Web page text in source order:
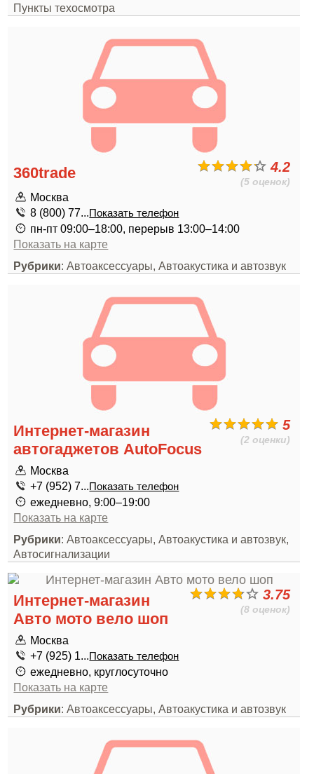
Пункты техосмотра
4.2
(5 оценок)
360trade
Москва
8 (800) 77...Показать телефон
пн-пт 09:00–18:00, перерыв 13:00–14:00
Показать на карте
Рубрики: Автоаксессуары, Автоакустика и автозвук
5
(2 оценки)
Интернет-магазин
автогаджетов AutoFocus
Москва
+7 (952) 7...Показать телефон
ежедневно, 9:00–19:00
Показать на карте
Рубрики: Автоаксессуары, Автоакустика и автозвук,
Автосигнализации
3.75
(8 оценок)
Интернет-магазин
Авто мото вело шоп
Москва
+7 (925) 1...Показать телефон
ежедневно, круглосуточно
Показать на карте
Рубрики: Автоаксессуары, Автоакустика и автозвук